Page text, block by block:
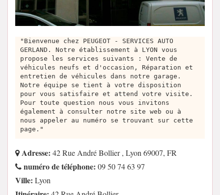
"Bienvenue chez PEUGEOT - SERVICES AUTO
GERLAND. Notre établissement à LYON vous
propose les services suivants : Vente de
véhicules neufs et d'occasion, Réparation et
entretien de véhicules dans notre garage.
Notre équipe se tient à votre disposition
pour vous satisfaire et attend votre visite.
Pour toute question nous vous invitons
également à consulter notre site web ou à
nous appeler au numéro se trouvant sur cette
page."
Adresse: 42 Rue André Bollier , Lyon 69007, FR
numéro de téléphone: 09 50 74 63 97
Ville: Lyon